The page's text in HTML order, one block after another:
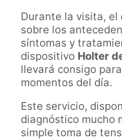
Durante la visita,
sobre los
síntomas y
dispositivo Holter
llevará consigo
momentos del día.
Este servicio,
diagnóstico mucho
simple toma de